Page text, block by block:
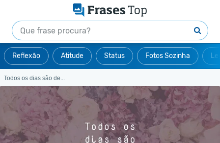
Reflexão Atitude Status Fotos Sozinha
Todos os dias são de...